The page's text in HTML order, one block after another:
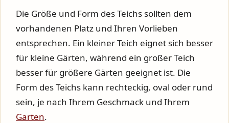
Die Größe und Form des Teichs sollten dem
vorhandenen Platz und Ihren Vorlieben
entsprechen. Ein kleiner Teich eignet sich besser
für kleine Gärten, während ein großer Teich
besser für größere Gärten geeignet ist. Die
Form des Teichs kann rechteckig, oval oder rund
sein, je nach Ihrem Geschmack und Ihrem
Garten.